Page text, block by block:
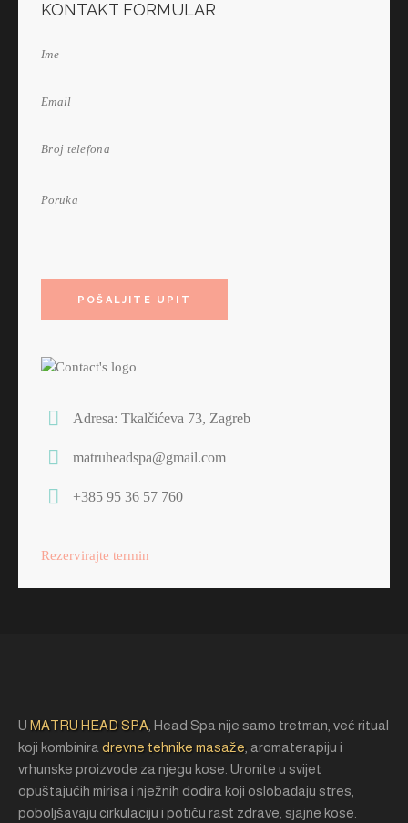
KONTAKT FORMULAR
Adresa: Tkalčićeva 73, Zagreb
matruheadspa@gmail.com
+385 95 36 57 760
Rezervirajte termin
U MATRU HEAD SPA , Head Spa nije samo tretman, već ritual
koji kombinira drevne tehnike masaže , aromaterapiju i
vrhunske proizvode za njegu kose. Uronite u svijet
opuštajućih mirisa i nježnih dodira koji oslobađaju stres,
poboljšavaju cirkulaciju i potiču rast zdrave, sjajne kose.